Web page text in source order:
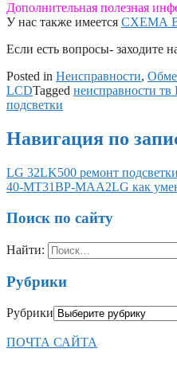
Дополнительная полезная
У нас также имеется СХЕМА
Если есть вопросы- заходите
Posted in Неисправности,
LCDTagged неисправности тв
подсветки
Навигация по
LG 32LK500 ремонт подсветки
40-MT31BP-MAA2LG как
Поиск по сайту
Найти:
Рубрики
Рубрики
ПОЧТА САЙТА